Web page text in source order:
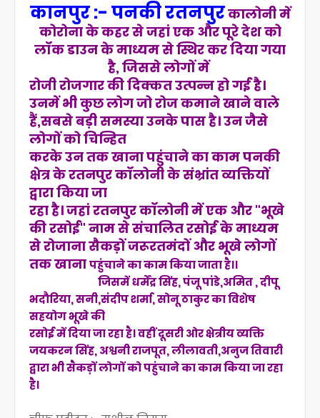
कानपुर :- पनकी रतनपुरकालोनी में
कोरोना के कहर से जहां एक और पूरे देश को
लॉक डाउन के माध्यम से स्थिर कर दिया गया
है, जिससे लोगों में
रोजी रोजगार की दिक्कत उत्पन्न हो गई है।
उनमें भी कुछ लोग जो रोज कमाने खाने वाले
हैं,सबसे बड़ी समस्या उनके पास है। उन जैसे
लोगों को चिन्हित
करके उन तक खाना पहुंचाने का काम पनकी
क्षेत्र के रतनपुर कॉलोनी के संभ्रांत व्यक्तियों
द्वारा किया जा
रहा है। जहां रतनपुर कॉलोनी में एक और "भूखे
की रसोई" नाम से संचालित रसोई के माध्यम
से रोजाना सैकड़ों जरूरतमंदों और भूखे लोगों
तक खानापहुंचाने का काम किया जाता है।।
जिसमें धर्मेंद्र सिंह, पंजू पांडे,अमित, दीपू
भदौरिया, सनी,संदीप शर्मा, सोनू ठाकुर का विशेष
सहयोग भूखे की
रसोई में दिया जा रहा है। वहीं दूसरी ओर क्षेत्रीय व्यक्ति
जयकरन सिंह, अश्वनी राजपूत, लीलावती,अनुज तिवारी
द्वारा भी सैकड़ों लोगों को पहुंचाने का काम किया जा रहा
है।